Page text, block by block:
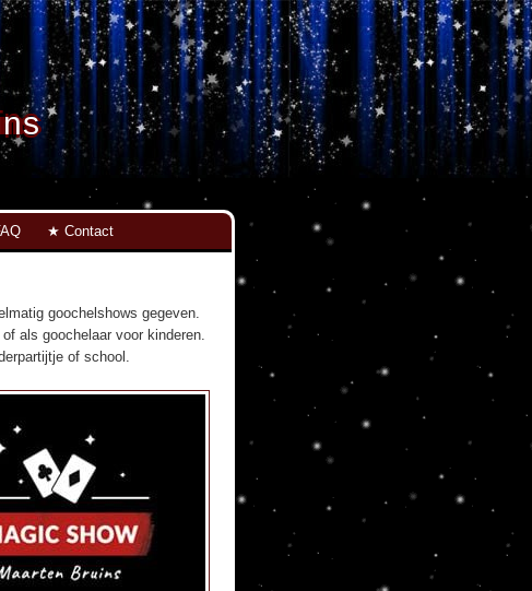
Contact
goochelshows gegeven.
als goochelaar voor kinderen.
of school.